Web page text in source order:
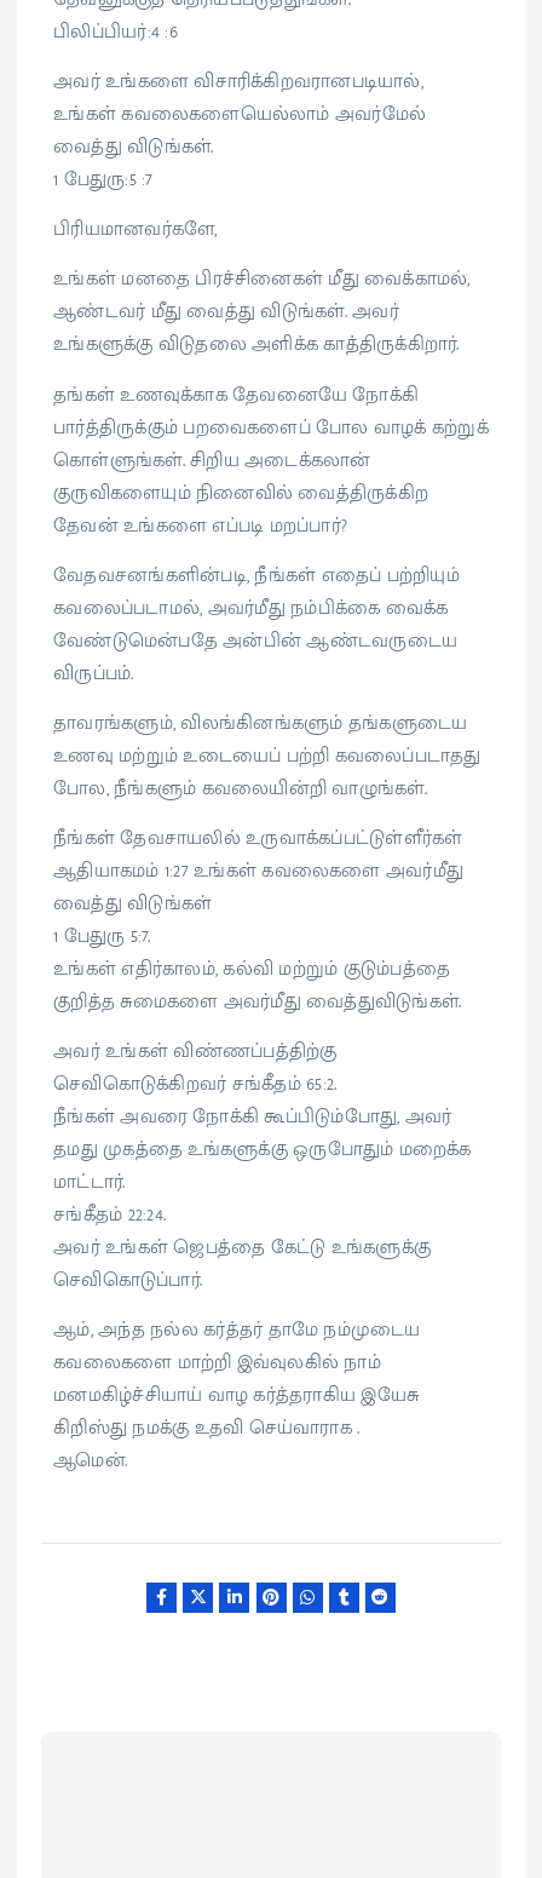
பிலிப்பியர்:4 :6
அவர் உங்களை விசாரிக்கிறவரானபடியால்,
உங்கள் கவலைகளையெல்லாம் அவர்மேல்
வைத்து விடுங்கள்.
1 பேதுரு:5 :7
பிரியமானவர்களே,
உங்கள் மனதை பிரச்சினைகள் மீது வைக்காமல்,
ஆண்டவர் மீது வைத்து விடுங்கள். அவர்
உங்களுக்கு விடுதலை அளிக்க காத்திருக்கிறார்.
தங்கள் உணவுக்காக தேவனையே நோக்கி
பார்த்திருக்கும் பறவைகளைப் போல வாழக் கற்றுக்
கொள்ளுங்கள். சிறிய அடைக்கலான்
குருவிகளையும் நினைவில் வைத்திருக்கிற
தேவன் உங்களை எப்படி மறப்பார்?
வேதவசனங்களின்படி, நீங்கள் எதைப் பற்றியும்
கவலைப்படாமல், அவர்மீது நம்பிக்கை வைக்க
வேண்டுமென்பதே அன்பின் ஆண்டவருடைய
விருப்பம்.
தாவரங்களும், விலங்கினங்களும் தங்களுடைய
உணவு மற்றும் உடையைப் பற்றி கவலைப்படாதது
போல, நீங்களும் கவலையின்றி வாழுங்கள்.
நீங்கள் தேவசாயலில் உருவாக்கப்பட்டுள்ளீர்கள்
ஆதியாகமம் 1:27 உங்கள் கவலைகளை அவர்மீது
வைத்து விடுங்கள்
1 பேதுரு 5:7.
உங்கள் எதிர்காலம், கல்வி மற்றும் குடும்பத்தை
குறித்த சுமைகளை அவர்மீது வைத்துவிடுங்கள்.
அவர் உங்கள் விண்ணப்பத்திற்கு
செவிகொடுக்கிறவர் சங்கீதம் 65:2.
நீங்கள் அவரை நோக்கி கூப்பிடும்போது, அவர்
தமது முகத்தை உங்களுக்கு ஒருபோதும் மறைக்க
மாட்டார்.
சங்கீதம் 22:24.
அவர் உங்கள் ஜெபத்தை கேட்டு உங்களுக்கு
செவிகொடுப்பார்.
ஆம், அந்த நல்ல கர்த்தர் தாமே நம்முடைய
கவலைகளை மாற்றி இவ்வுலகில் நாம்
மனமகிழ்ச்சியாய் வாழ கர்த்தராகிய இயேசு
கிறிஸ்து நமக்கு உதவி செய்வாராக .
ஆமென்.